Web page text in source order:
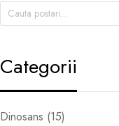
Categorii
Dinosans (15)